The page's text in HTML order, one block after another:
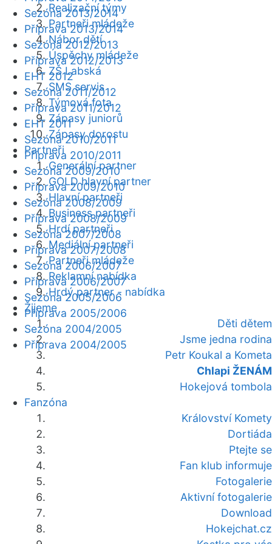
Realizační týmy
Partneři mládeže
Nábor dětí
Úspěchy mládeže
ZŠ Labská
SMS servis
Týmová fota
Zápasy juniorů
Zápasy dorostu
Partneři
Generální partner
GOLD hlavní partner
Hlavní partneři
Business partneři
Hrdí partneři
Mediální partneři
Partneři mládeže
Reklamní nabídka
Hrdý partner - nabídka
Žijeme
Děti dětem
Jsme jedna rodina
Petr Koukal a Kometa
Chlapi ŽENÁM
Hokejová tombola
Fanzóna
Království Komety
Dortiáda
Ptejte se
Fan klub informuje
Fotogalerie
Aktivní fotogalerie
Download
Hokejchat.cz
Sezóna 2013/2014
Příprava 2013/2014
Sezóna 2012/2013
Příprava 2012/2013
EHT 2012
Sezóna 2011/2012
Příprava 2011/2012
EHT 2011
Sezóna 2010/2011
Příprava 2010/2011
Sezóna 2009/2010
Příprava 2009/2010
Sezóna 2008/2009
Příprava 2008/2009
Sezóna 2007/2008
Příprava 2007/2008
Sezóna 2006/2007
Příprava 2006/2007
Sezóna 2005/2006
Příprava 2005/2006
Sezóna 2004/2005
Příprava 2004/2005